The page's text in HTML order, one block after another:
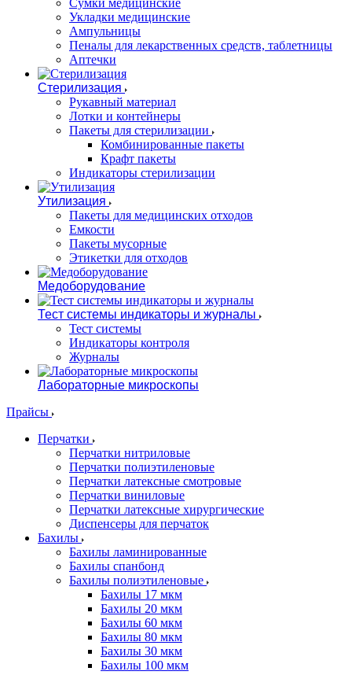
Сумки медицинские
Укладки медицинские
Ампульницы
Пеналы для лекарственных средств, таблетницы
Аптечки
Стерилизация
Рукавный материал
Лотки и контейнеры
Пакеты для стерилизации
Комбинированные пакеты
Крафт пакеты
Индикаторы стерилизации
Утилизация
Пакеты для медицинских отходов
Емкости
Пакеты мусорные
Этикетки для отходов
Медоборудование
Тест системы индикаторы и журналы
Тест системы
Индикаторы контроля
Журналы
Лабораторные микроскопы
Прайсы
Перчатки
Перчатки нитриловые
Перчатки полиэтиленовые
Перчатки латексные смотровые
Перчатки виниловые
Перчатки латексные хирургические
Диспенсеры для перчаток
Бахилы
Бахилы ламинированные
Бахилы спанбонд
Бахилы полиэтиленовые
Бахилы 17 мкм
Бахилы 20 мкм
Бахилы 60 мкм
Бахилы 80 мкм
Бахилы 30 мкм
Бахилы 100 мкм